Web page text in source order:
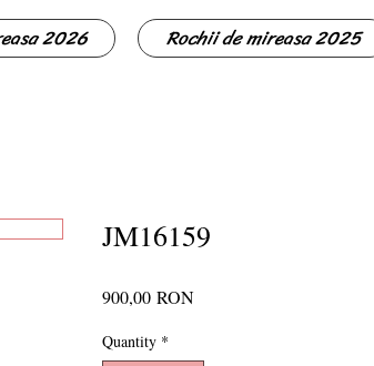
2026 Rochii de mireasa 2025
JM16159
900,00 RONPrice
Quantity *